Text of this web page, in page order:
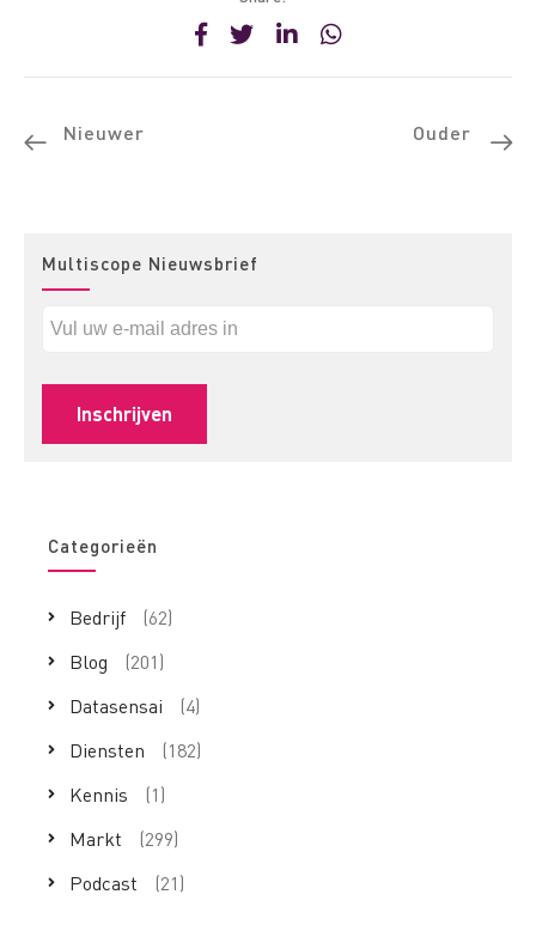
Nieuwer Ouder
Multiscope Nieuwsbrief
Categorieën
Bedrijf
(62)
Blog
(201)
Datasensai
(4)
Diensten
(182)
Kennis
(1)
Markt
(299)
Podcast
(21)